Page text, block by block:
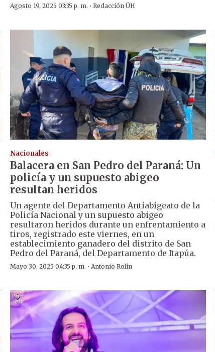
Agosto 19, 2025 03:35 p. m. ·Redacción ÚH
Nacionales
Balacera en San Pedro del Paraná: Un
policía y un supuesto abigeo
resultan heridos
Un agente del Departamento Antiabigeato de la
Policía Nacional y un supuesto abigeo
resultaron heridos durante un enfrentamiento a
tiros, registrado este viernes, en un
establecimiento ganadero del distrito de San
Pedro del Paraná, del Departamento de Itapúa.
Mayo 30, 2025 04:35 p. m. ·Antonio Rolín